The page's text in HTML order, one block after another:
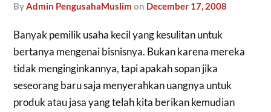
byAdmin PengusahaMuslim on December 17, 2008
Banyak pemilik usaha kecil yang kesulitan untuk
bertanya mengenai bisnisnya. Bukan karena mereka
tidak menginginkannya, tapi apakah sopan jika
seseorang baru saja menyerahkan uangnya untuk
produk atau jasa yang telah kita berikan kemudian